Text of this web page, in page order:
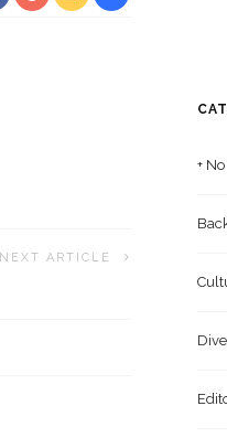
NEXT ARTICLE
+